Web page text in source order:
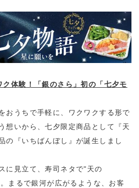
ク体験！「銀のさら」初の「七夕モ
おうちで手軽に、ワクワクする形で
想いから、七夕限定商品として『天
の『いちばんぼし』が誕生しまし
に見立て、寿司ネタで"天の
まるで銀河が広がるような、お客